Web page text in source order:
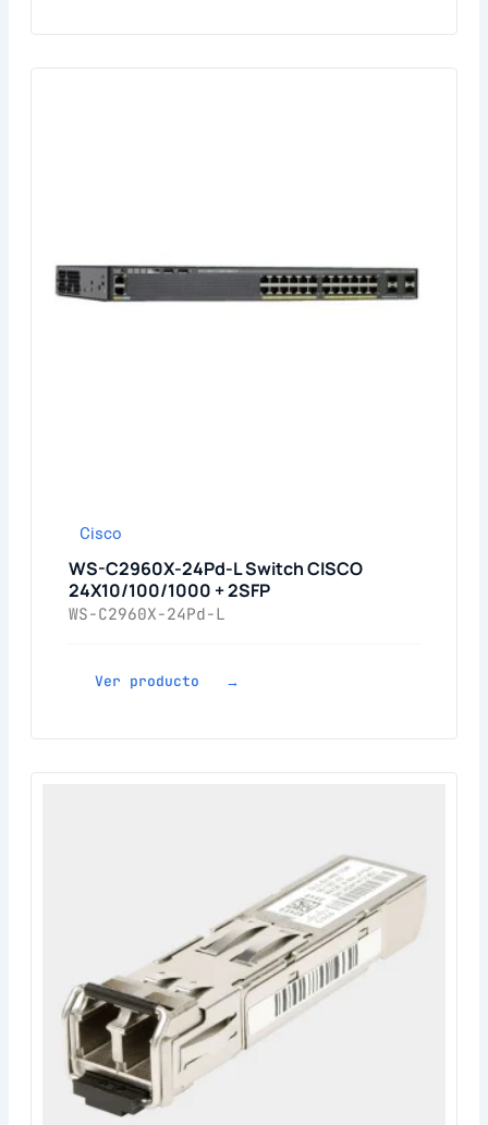
Cisco
WS-C2960X-24Pd-L Switch CISCO
24X10/100/1000 + 2SFP
WS-C2960X-24Pd-L
Ver producto →